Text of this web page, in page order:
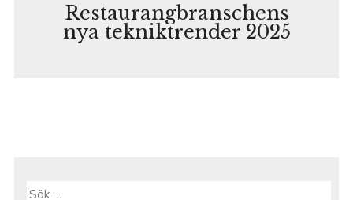
Restaurangbranschens
nya tekniktrender 2025
Sök